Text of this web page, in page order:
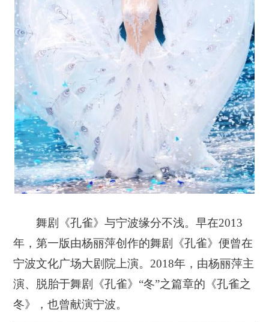
舞剧《孔雀》与宁波缘分不浅。早在2013
年，第一版由杨丽萍创作的舞剧《孔雀》便曾在
宁波文化广场大剧院上演。2018年，由杨丽萍主
演、脱胎于舞剧《孔雀》“冬”之篇章的《孔雀之
冬》，也曾献演宁波。